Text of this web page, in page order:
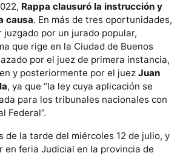
Rappa clausuró la instrucción y
causa. En más de tres oportunidades,
por un jurado popular,
que rige en la Ciudad de Buenos
por el juez de primera instancia,
y posteriormente por el juez Juan
, ya que “la ley cuya aplicación se
para los tribunales nacionales con
Federal”.
de la tarde del miércoles 12 de julio, y
en feria Judicial en la provincia de